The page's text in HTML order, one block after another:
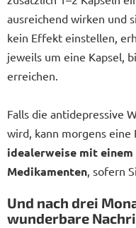
ausreichend wirken und
kein Effekt einstellen,
jeweils um eine Kapsel,
erreichen.
Falls die antidepressive
wird, kann morgens eine
idealerweise mit einem
Medikamenten, sofern
Und nach drei
wunderbare